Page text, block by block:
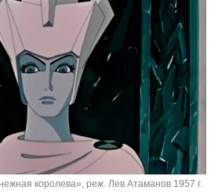
королева», реж. Лев Атаманов 1957 г.